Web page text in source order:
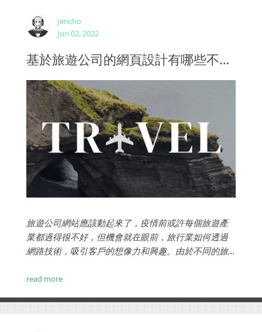
Jericho
Jun 02, 2022
基於旅遊公司的網頁設計有哪些不同選項？
旅遊公司網站應該動起來了，疫情前或許每個旅遊產
業都過得很不好，但機會就在眼前，旅行業如何透過
網路技術，吸引客戶的想像力和興趣。由於不同的旅
這些因素考慮進去之後，整理出一些相關的設計方向...
read more